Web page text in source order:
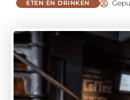
ETEN EN DRINKEN